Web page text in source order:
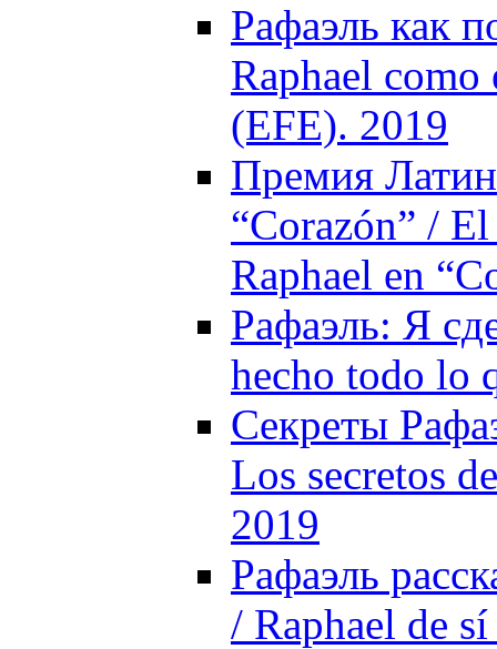
Рафаэль как
Raphael como
(EFE). 2019
Премия
“Corazón” /
Raphael en
Рафаэль: Я
hecho todo lo
Секреты
Los secretos
2019
Рафаэль
/ Raphael de